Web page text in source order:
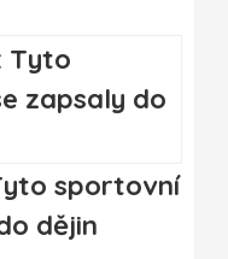
sportovní
dějin